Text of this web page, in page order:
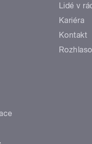
Lidé v
Kariéra
Kontakt